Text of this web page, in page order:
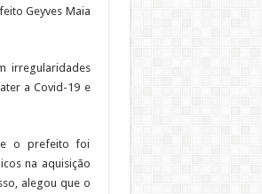
Geyves Maia
irregularidades
a Covid-19 e
o prefeito foi
na aquisição
alegou que o